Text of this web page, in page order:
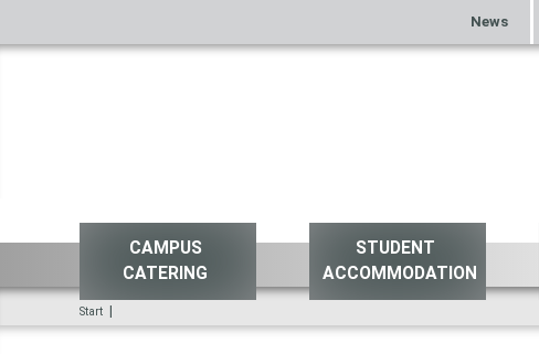
News
CAMPUS
CATERING
STUDENT
ACCOMMODATION
Start |